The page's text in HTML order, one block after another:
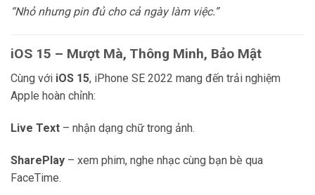
“Nhỏ nhưng pin đủ cho cả ngày làm việc.”
iOS 15 – Mượt Mà, Thông Minh, Bảo Mật
Cùng với iOS 15, iPhone SE 2022 mang đến trải nghiệm
Apple hoàn chỉnh:
Live Text – nhận dạng chữ trong ảnh.
SharePlay – xem phim, nghe nhạc cùng bạn bè qua
FaceTime.